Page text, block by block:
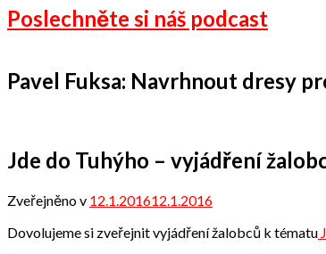
Poslechněte si náš podcast
Pavel Fuksa: Navrhnout dresy
Jde do Tuhýho – vyjádření
Zveřejněno v 12.1.201612.1.2016
přátel
Dovolujeme si zveřejnit vyjádření žalobců k tématu